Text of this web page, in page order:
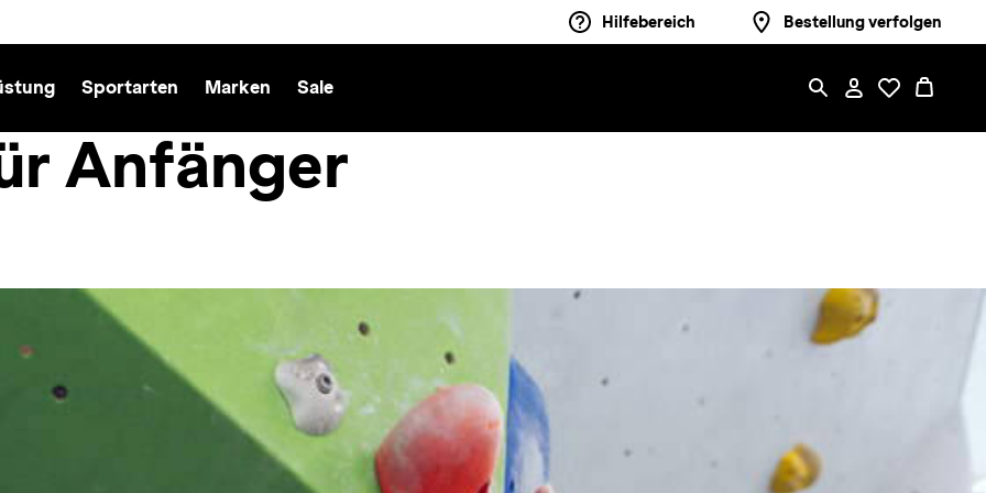
Hilfebereich Bestellung verfolgen
Sportarten Marken Sale
Anfänger